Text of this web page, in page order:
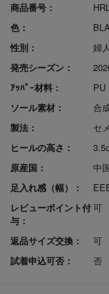
商品番号：
色：
性別：
婦人
発売シーズン：
ｱｯﾊﾟｰ材料：
PU
ソール素材：
合
製法：
セ
ヒールの高さ：
原産国：
中
足入れ感（幅）：
レビューポイント付
与：
可
返品サイズ交換：
可
試着申込可否：
否